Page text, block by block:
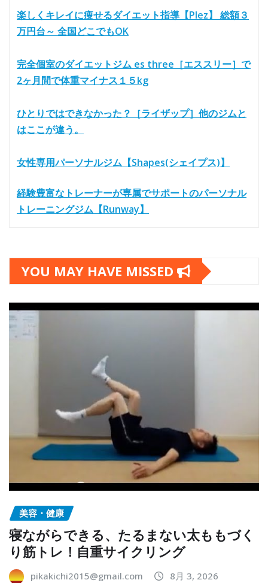
楽しくキレイに痩せるダイエット指導【Plez】 総額３
万円台～ 全国どこでもOK
完全個室のダイエットジム es three［エススリー］で
2ヶ月間で体重マイナス１５kg
ひとりではできなかった？［ライザップ］他のジムと
はここが違う。
女性専用パーソナルジム【Shapes(シェイプス)】
経験豊富なトレーナーが専属でサポートのパーソナル
トレーニングジム【Runway】
YOU MAY HAVE MISSED
美容・健康
寝ながらできる、たるまない太ももづく
り筋トレ！自重サイクリング
pikakichi2015@gmail.com 8月 3, 2026